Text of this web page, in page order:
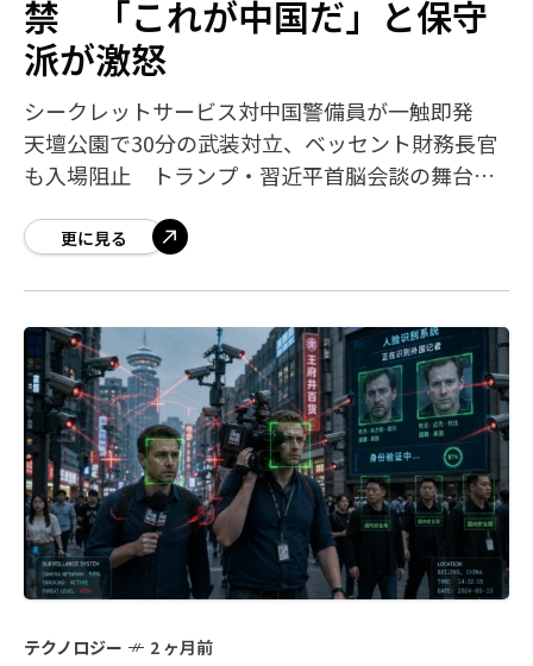
禁 「これが中国だ」と保守
派が激怒
シークレットサービス対中国警備員が一触即発
天壇公園で30分の武装対立、ベッセント財務長官
も入場阻止 トランプ・習近平首脳会談の舞台裏
ているのか」 米記者団が中国当局に押し込め
更に見る
テクノロジー 2 ヶ月前